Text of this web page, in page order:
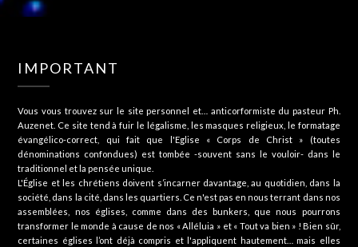
IMPORTANT
Vous vous trouvez sur le site personnel et… anticorformiste du pasteur Ph.
Auzenet. Ce site tend à fuir le légalisme, les masques religieux, le formatage
évangélico-correct, qui fait que l'Eglise « Corps de Christ » (toutes
dénominations confondues) est tombée -souvent sans le vouloir- dans le
traditionnel et la pensée unique.
L'Église et les chrétiens doivent s’incarner davantage, au quotidien, dans la
société, dans la cité, dans les quartiers. Ce n'est pas en nous terrant dans nos
assemblées, nos églises, comme dans des bunkers, que nous pourrons
transformer le monde à cause de nos « Alléluia » et « Tout va bien » ! Bien sûr,
certaines églises l’ont déjà compris et l'appliquent hautement… mais elles